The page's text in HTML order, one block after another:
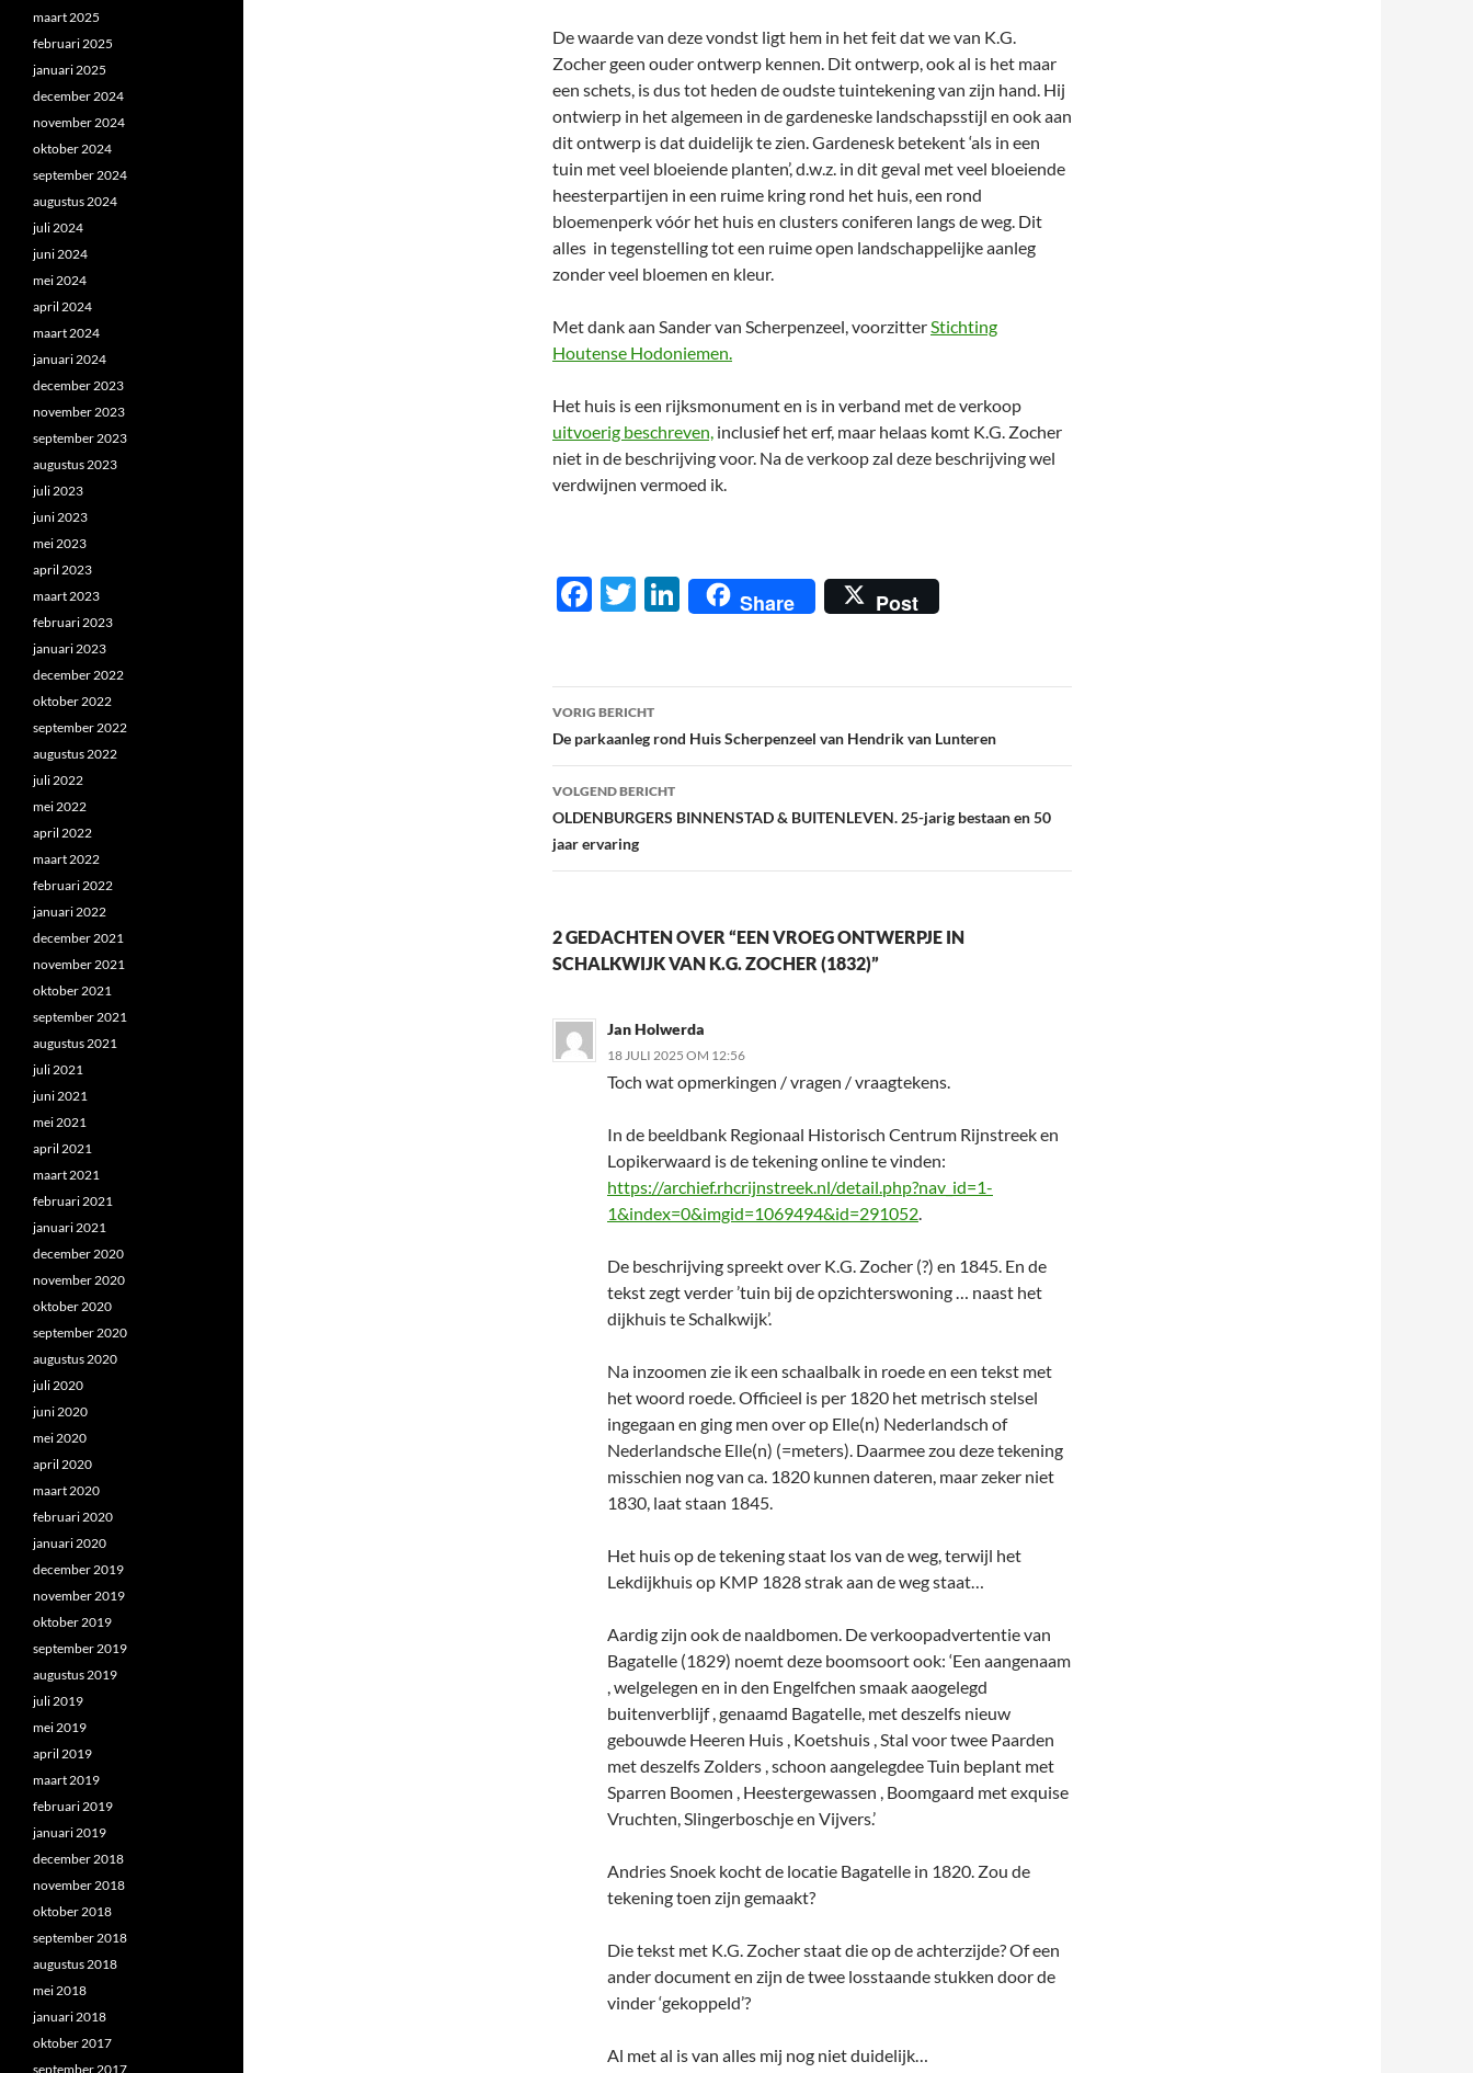
De waarde van deze vondst ligt hem in het feit dat we van K.G.
Zocher geen ouder ontwerp kennen. Dit ontwerp, ook al is het maar
een schets, is dus tot heden de oudste tuintekening van zijn hand. Hij
ontwierp in het algemeen in de gardeneske landschapsstijl en ook aan
dit ontwerp is dat duidelijk te zien. Gardenesk betekent ‘als in een
tuin met veel bloeiende planten’, d.w.z. in dit geval met veel bloeiende
heesterpartijen in een ruime kring rond het huis, een rond
bloemenperk vóór het huis en clusters coniferen langs de weg. Dit
alles in tegenstelling tot een ruime open landschappelijke aanleg
zonder veel bloemen en kleur.
Met dank aan Sander van Scherpenzeel, voorzitterStichting
Houtense Hodoniemen.
Het huis is een rijksmonument en is in verband met de verkoop
uitvoerig beschreven, inclusief het erf, maar helaas komt K.G. Zocher
niet in de beschrijving voor. Na de verkoop zal deze beschrijving wel
verdwijnen vermoed ik.
F
b
o
o
k
T
er
Li
n
e
dI
n
Share Post
Berichtnavigatie
VORIG BERICHT
De parkaanleg rond Huis Scherpenzeel van Hendrik van Lunteren
VOLGEND BERICHT
OLDENBURGERS BINNENSTAD & BUITENLEVEN. 25-jarig bestaan en 50
jaar ervaring
2 GEDACHTEN OVER “EEN VROEG ONTWERPJE IN
SCHALKWIJK VAN K.G. ZOCHER (1832)”
Jan Holwerda
18 JULI 2025 OM 12:56
Toch wat opmerkingen / vragen / vraagtekens.
In de beeldbank Regionaal Historisch Centrum Rijnstreek en
Lopikerwaard is de tekening online te vinden:
https://archief.rhcrijnstreek.nl/detail.php?nav_id=1-
1&index=0&imgid=1069494&id=291052.
De beschrijving spreekt over K.G. Zocher (?) en 1845. En de
tekst zegt verder ’tuin bij de opzichterswoning … naast het
dijkhuis te Schalkwijk’.
Na inzoomen zie ik een schaalbalk in roede en een tekst met
het woord roede. Officieel is per 1820 het metrisch stelsel
ingegaan en ging men over op Elle(n) Nederlandsch of
Nederlandsche Elle(n) (=meters). Daarmee zou deze tekening
misschien nog van ca. 1820 kunnen dateren, maar zeker niet
1830, laat staan 1845.
Het huis op de tekening staat los van de weg, terwijl het
Lekdijkhuis op KMP 1828 strak aan de weg staat…
Aardig zijn ook de naaldbomen. De verkoopadvertentie van
Bagatelle (1829) noemt deze boomsoort ook: ‘Een aangenaam
, welgelegen en in den Engelfchen smaak aaogelegd
buitenverblijf , genaamd Bagatelle, met deszelfs nieuw
gebouwde Heeren Huis , Koetshuis , Stal voor twee Paarden
met deszelfs Zolders , schoon aangelegdee Tuin beplant met
Sparren Boomen , Heestergewassen , Boomgaard met exquise
Vruchten, Slingerboschje en Vijvers.’
Andries Snoek kocht de locatie Bagatelle in 1820. Zou de
tekening toen zijn gemaakt?
Die tekst met K.G. Zocher staat die op de achterzijde? Of een
ander document en zijn de twee losstaande stukken door de
vinder ‘gekoppeld’?
Al met al is van alles mij nog niet duidelijk…
maart 2025
februari 2025
januari 2025
december 2024
november 2024
oktober 2024
september 2024
augustus 2024
juli 2024
juni 2024
mei 2024
april 2024
maart 2024
januari 2024
december 2023
november 2023
september 2023
augustus 2023
juli 2023
juni 2023
mei 2023
april 2023
maart 2023
februari 2023
januari 2023
december 2022
oktober 2022
september 2022
augustus 2022
juli 2022
mei 2022
april 2022
maart 2022
februari 2022
januari 2022
december 2021
november 2021
oktober 2021
september 2021
augustus 2021
juli 2021
juni 2021
mei 2021
april 2021
maart 2021
februari 2021
januari 2021
december 2020
november 2020
oktober 2020
september 2020
augustus 2020
juli 2020
juni 2020
mei 2020
april 2020
maart 2020
februari 2020
januari 2020
december 2019
november 2019
oktober 2019
september 2019
augustus 2019
juli 2019
mei 2019
april 2019
maart 2019
februari 2019
januari 2019
december 2018
november 2018
oktober 2018
september 2018
augustus 2018
mei 2018
januari 2018
oktober 2017
september 2017